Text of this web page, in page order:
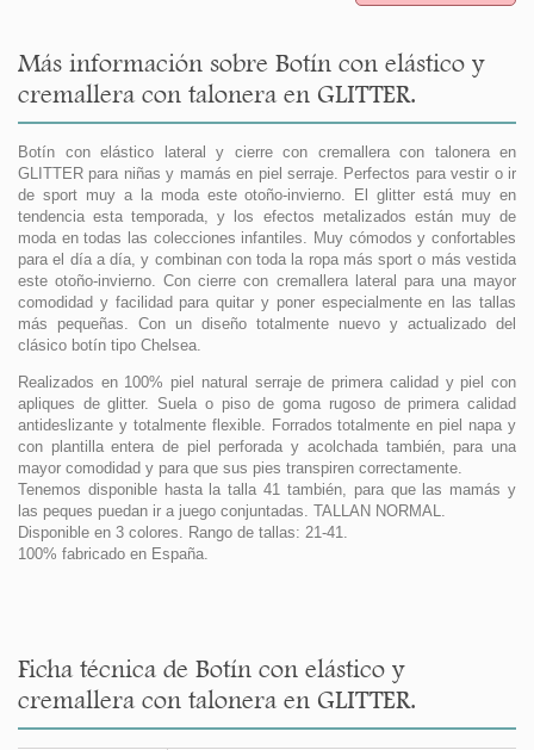
Más información sobre Botín con elástico y
cremallera con talonera en GLITTER.
Botín con elástico lateral y cierre con cremallera con talonera en
GLITTER para niñas y mamás en piel serraje. Perfectos para vestir o ir
de sport muy a la moda este otoño-invierno. El glitter está muy en
tendencia esta temporada, y los efectos metalizados están muy de
moda en todas las colecciones infantiles. Muy cómodos y confortables
para el día a día, y combinan con toda la ropa más sport o más vestida
este otoño-invierno. Con cierre con cremallera lateral para una mayor
comodidad y facilidad para quitar y poner especialmente en las tallas
más pequeñas. Con un diseño totalmente nuevo y actualizado del
clásico botín tipo Chelsea.
Realizados en 100% piel natural serraje de primera calidad y piel con
apliques de glitter. Suela o piso de goma rugoso de primera calidad
antideslizante y totalmente flexible. Forrados totalmente en piel napa y
con plantilla entera de piel perforada y acolchada también, para una
mayor comodidad y para que sus pies transpiren correctamente.
Tenemos disponible hasta la talla 41 también, para que las mamás y
las peques puedan ir a juego conjuntadas. TALLAN NORMAL.
Disponible en 3 colores. Rango de tallas: 21-41.
100% fabricado en España.
Ficha técnica de Botín con elástico y
cremallera con talonera en GLITTER.